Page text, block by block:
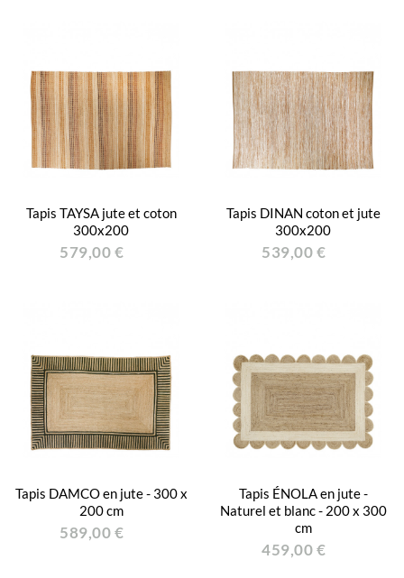
Tapis TAYSA jute et coton
300x200
579,00 €
Tapis DINAN coton et jute
300x200
539,00 €
Tapis DAMCO en jute - 300 x
200 cm
589,00 €
Tapis ÉNOLA en jute -
Naturel et blanc - 200 x 300
cm
459,00 €